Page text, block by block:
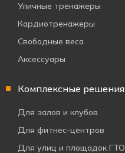
Уличные тренажеры
Кардиотренажеры
Свободные веса
Аксессуары
Комплексные решения
Для залов и клубов
Для фитнес-центров
Для улиц и площадок ГТО